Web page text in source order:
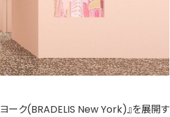
ーク(BRADELIS New York)』を展開す